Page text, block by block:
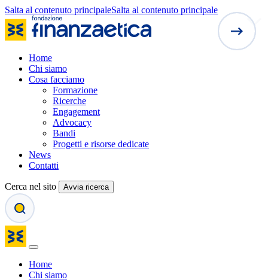
Salta al contenuto principaleSalta al contenuto principale
Home
Chi siamo
Cosa facciamo
Formazione
Ricerche
Engagement
Advocacy
Bandi
Progetti e risorse dedicate
News
Contatti
Cerca nel sito Avvia ricerca
Home
Chi siamo